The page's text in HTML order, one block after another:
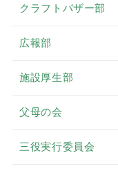
クラフトバザー部
広報部
施設厚生部
父母の会
三役実行委員会